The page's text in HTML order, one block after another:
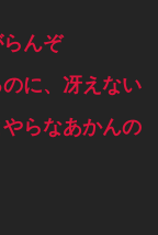
んぞ
に、冴えない
らなあかんの